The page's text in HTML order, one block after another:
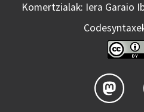
Komertzialak: Iera Garaio